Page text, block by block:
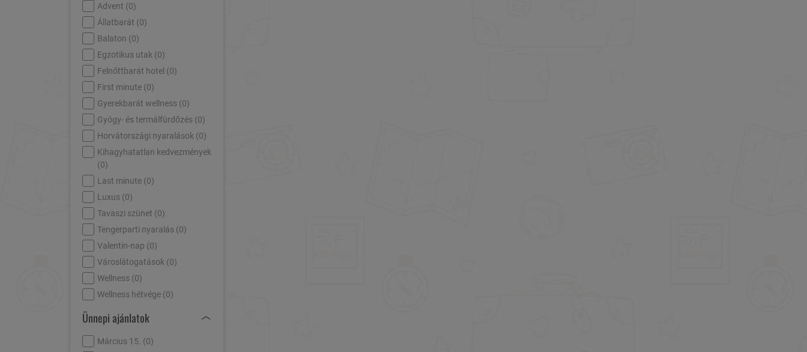
Advent (0)
Állatbarát (0)
Balaton (0)
Egzotikus utak (0)
Felnőttbarát hotel (0)
First minute (0)
Gyerekbarát wellness (0)
Gyógy- és termálfürdőzés (0)
Horvátországi nyaralások (0)
Kihagyhatatlan kedvezmények
(0)
Last minute (0)
Luxus (0)
Tavaszi szünet (0)
Tengerparti nyaralás (0)
Valentin-nap (0)
Városlátogatások (0)
Wellness (0)
Wellness hétvége (0)
Ünnepi ajánlatok
Március 15. (0)